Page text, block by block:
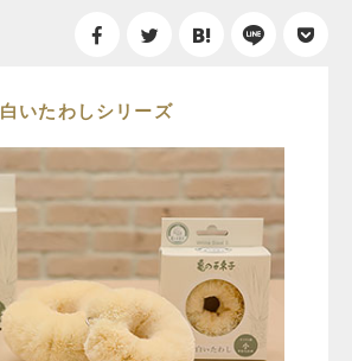
白いたわしシリーズ